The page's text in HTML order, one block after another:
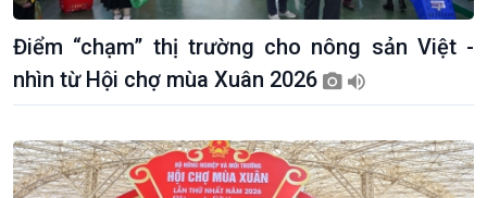
Điểm “chạm” thị trường cho nông sản Việt -
nhìn từ Hội chợ mùa Xuân 2026